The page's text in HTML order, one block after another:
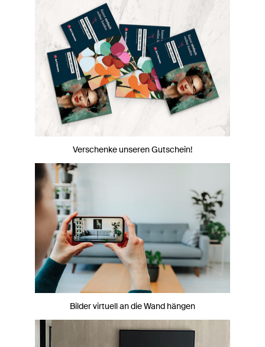
Verschenke unseren Gutschein!
Bilder virtuell an die Wand hängen